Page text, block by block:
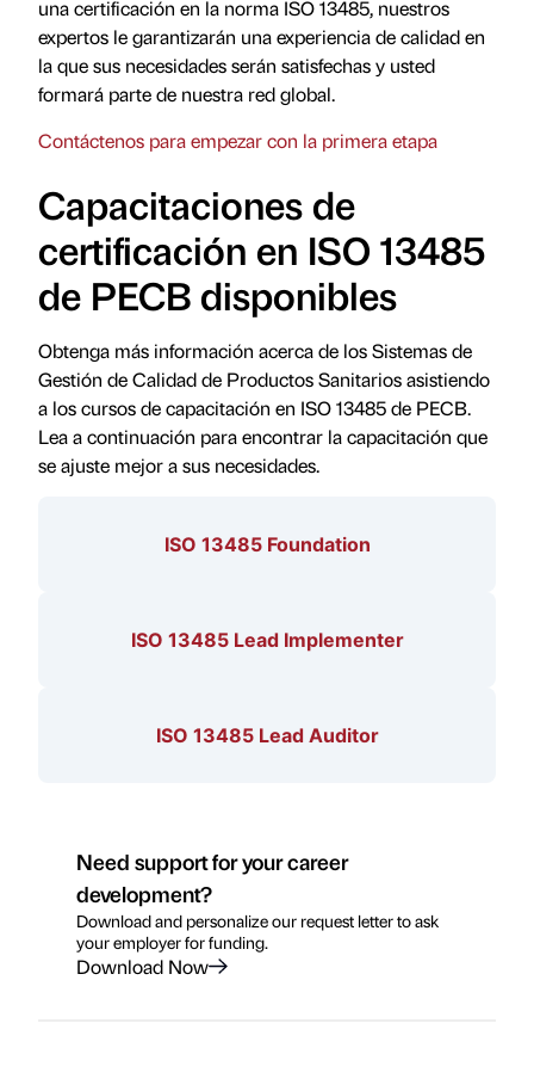
una certificación en la norma ISO 13485, nuestros
expertos le garantizarán una experiencia de calidad en
la que sus necesidades serán satisfechas y usted
formará parte de nuestra red global.
Contáctenos para empezar con la primera etapa
Capacitaciones de
certificación en ISO 13485
de PECB disponibles
Obtenga más información acerca de los Sistemas de
Gestión de Calidad de Productos Sanitarios asistiendo
a los cursos de capacitación en ISO 13485 de PECB.
Lea a continuación para encontrar la capacitación que
se ajuste mejor a sus necesidades.
ISO 13485 Foundation
ISO 13485 Lead Implementer
ISO 13485 Lead Auditor
Need support for your career
development?
Download and personalize our request letter to ask
your employer for funding.
Download Now